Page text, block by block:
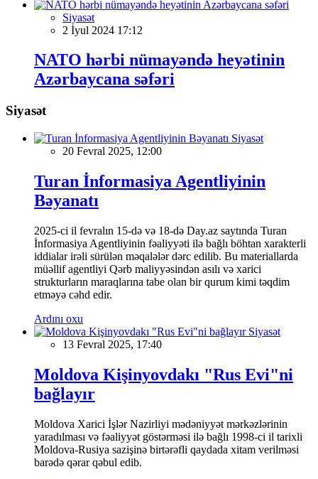
Siyasət
2 İyul 2024 17:12
NATO hərbi nümayəndə heyətinin
Azərbaycana səfəri
Siyasət
Siyasət
20 Fevral 2025, 12:00
Turan İnformasiya Agentliyinin
Bəyanatı
2025-ci il fevralın 15-də və 18-də Day.az saytında Turan
İnformasiya Agentliyinin fəaliyyəti ilə bağlı böhtan xarakterli
iddialar irəli sürülən məqalələr dərc edilib. Bu materiallarda
müəllif agentliyi Qərb maliyyəsindən asılı və xarici
strukturların maraqlarına tabe olan bir qurum kimi təqdim
etməyə cəhd edir.
Ardını oxu
Siyasət
13 Fevral 2025, 17:40
Moldova Kişinyovdakı "Rus Evi"ni
bağlayır
Moldova Xarici İşlər Nazirliyi mədəniyyət mərkəzlərinin
yaradılması və fəaliyyət göstərməsi ilə bağlı 1998-ci il tarixli
Moldova-Rusiya sazişinə birtərəfli qaydada xitam verilməsi
barədə qərar qəbul edib.